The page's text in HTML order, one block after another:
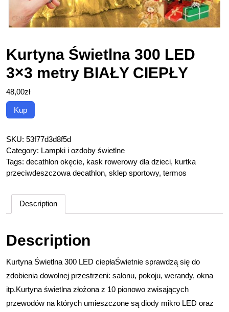
Kurtyna Świetlna 300 LED
3×3 metry BIAŁY CIEPŁY
48,00zł
Kup
SKU: 53f77d3d8f5d
Category: Lampki i ozdoby świetlne
Tags: decathlon okęcie, kask rowerowy dla dzieci, kurtka
przeciwdeszczowa decathlon, sklep sportowy, termos
Description
Description
Kurtyna Świetlna 300 LED ciepłaŚwietnie sprawdzą się do
zdobienia dowolnej przestrzeni: salonu, pokoju, werandy, okna
itp.Kurtyna świetlna złożona z 10 pionowo zwisających
przewodów na których umieszczone są diody mikro LED oraz